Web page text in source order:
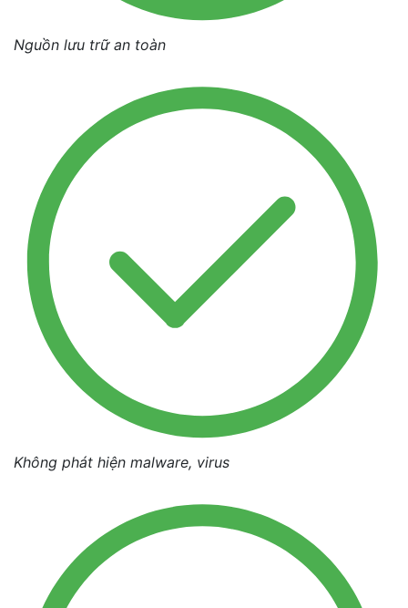
Nguồn lưu trữ an toàn
Không phát hiện malware, virus